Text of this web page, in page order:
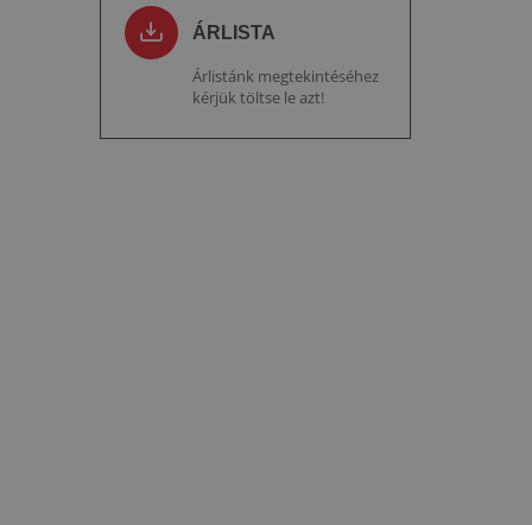
ÁRLISTA
Árlistánk megtekintéséhez
kérjük töltse le azt!